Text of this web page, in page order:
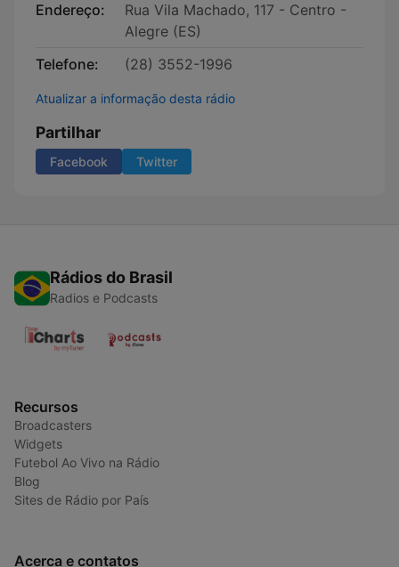
Endereço:
Rua Vila Machado, 117 - Centro -
Alegre (ES)
Telefone:
(28) 3552-1996
Atualizar a informação desta rádio
Partilhar
Facebook Twitter
Rádios do Brasil
Radios e Podcasts
Recursos
Broadcasters
Widgets
Futebol Ao Vivo na Rádio
Blog
Sites de Rádio por País
Acerca e contatos